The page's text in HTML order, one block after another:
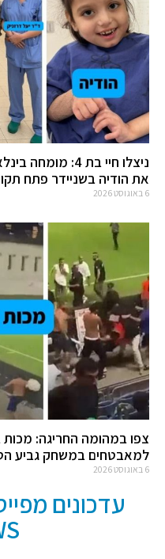
ניצלו חיי בת 4:
את הודיה בשניידר פתח
6 באוגוסט 2026
צפו במהומה החריגה: מכות
למאבטחים במשחק גביע
6 באוגוסט 2026
עדכונים